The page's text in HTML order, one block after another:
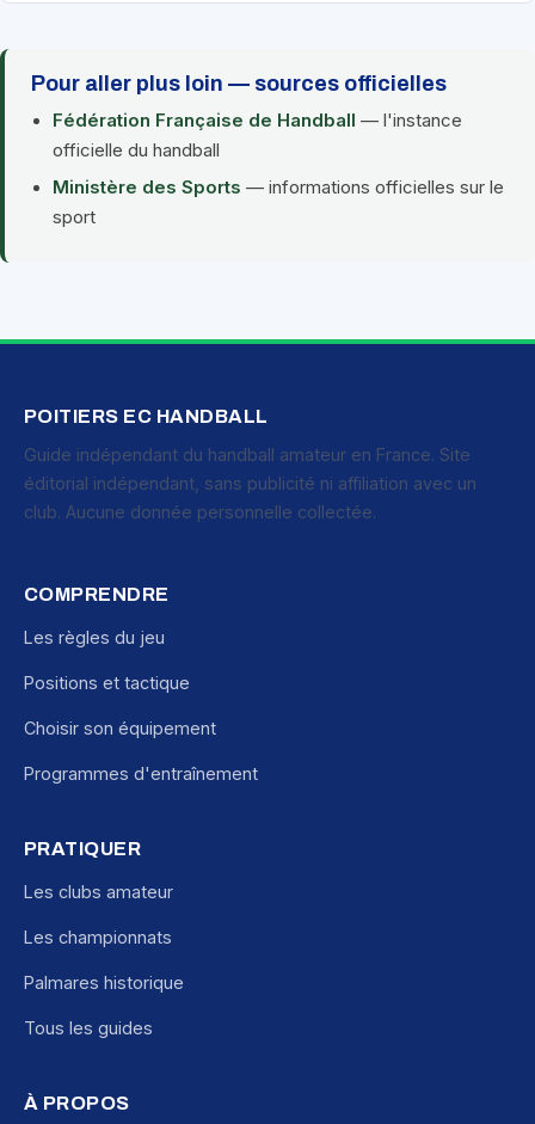
Pour aller plus loin — sources officielles
Fédération Française de Handball — l'instance
officielle du handball
Ministère des Sports — informations officielles sur le
sport
POITIERS EC HANDBALL
Guide indépendant du handball amateur en France. Site
éditorial indépendant, sans publicité ni affiliation avec un
club. Aucune donnée personnelle collectée.
COMPRENDRE
Les règles du jeu
Positions et tactique
Choisir son équipement
Programmes d'entraînement
PRATIQUER
Les clubs amateur
Les championnats
Palmares historique
Tous les guides
À PROPOS